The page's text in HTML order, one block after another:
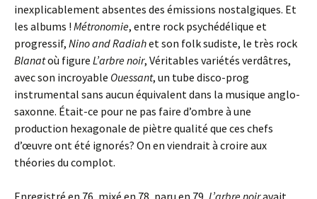
inexplicablement absentes des émissions nostalgiques. Et
les albums ! Métronomie, entre rock psychédélique et
progressif, Nino and Radiahet son folk sudiste, le très rock
Blanatoù figure L’arbre noir, Véritables variétés verdâtres,
avec son incroyable Ouessant, un tube disco-prog
instrumental sans aucun équivalent dans la musique anglo-
saxonne. Était-ce pour ne pas faire d’ombre à une
production hexagonale de piètre qualité que ces chefs
d’œuvre ont été ignorés? On en viendrait à croire aux
théories du complot.
Enregistré en 76, mixé en 78, paru en 79, L’arbre noiravait